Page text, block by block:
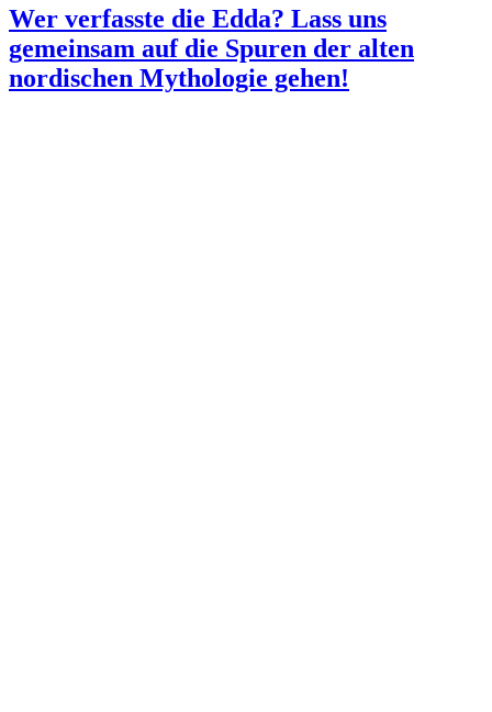
Wer verfasste die Edda? Lass uns
gemeinsam auf die Spuren der alten
nordischen Mythologie gehen!